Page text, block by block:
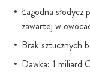
Łagodna słodycz
zawartej w
Brak sztucznych
Dawka: 1 miliard